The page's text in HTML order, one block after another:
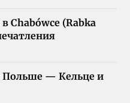
Chabówce (Rabka
Польше — Кельце и